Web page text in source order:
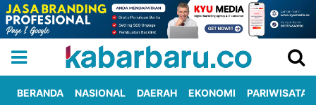
BERANDA NASIONAL DAERAH EKONOMI PARIWISATA